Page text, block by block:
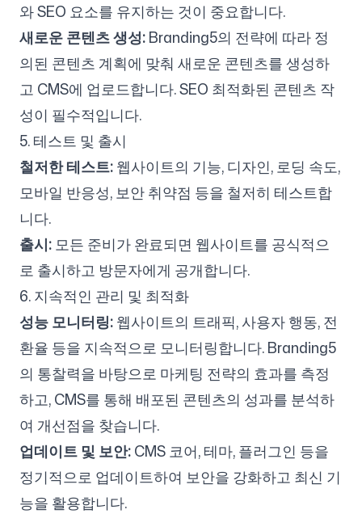
와 SEO 요소를 유지하는 것이 중요합니다.
새로운 콘텐츠 생성:Branding5의 전략에 따라 정
의된 콘텐츠 계획에 맞춰 새로운 콘텐츠를 생성하
고 CMS에 업로드합니다. SEO 최적화된 콘텐츠 작
성이 필수적입니다.
5. 테스트 및 출시
철저한 테스트:웹사이트의 기능, 디자인, 로딩 속도,
모바일 반응성, 보안 취약점 등을 철저히 테스트합
니다.
출시:모든 준비가 완료되면 웹사이트를 공식적으
로 출시하고 방문자에게 공개합니다.
6. 지속적인 관리 및 최적화
성능 모니터링:웹사이트의 트래픽, 사용자 행동, 전
환율 등을 지속적으로 모니터링합니다. Branding5
의 통찰력을 바탕으로 마케팅 전략의 효과를 측정
하고, CMS를 통해 배포된 콘텐츠의 성과를 분석하
여 개선점을 찾습니다.
업데이트 및 보안:CMS 코어, 테마, 플러그인 등을
정기적으로 업데이트하여 보안을 강화하고 최신 기
능을 활용합니다.